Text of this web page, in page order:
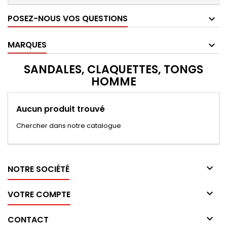
POSEZ-NOUS VOS QUESTIONS
MARQUES
SANDALES, CLAQUETTES, TONGS
HOMME
Aucun produit trouvé
Chercher dans notre catalogue
NOTRE SOCIÉTÉ 
VOTRE COMPTE 
CONTACT 